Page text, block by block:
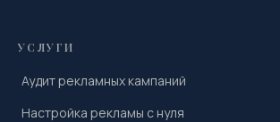
УСЛУГИ
Аудит рекламных кампаний
Настройка рекламы с нуля